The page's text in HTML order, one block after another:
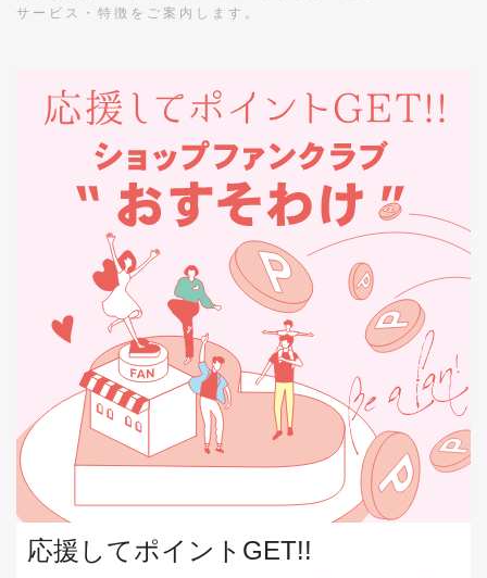
サービス・特徴をご案内します。
応援してポイントGET!!